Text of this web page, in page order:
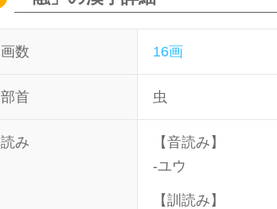
画数 16画
部首 虫
読み
【音読み】
-ユウ
【訓読み】